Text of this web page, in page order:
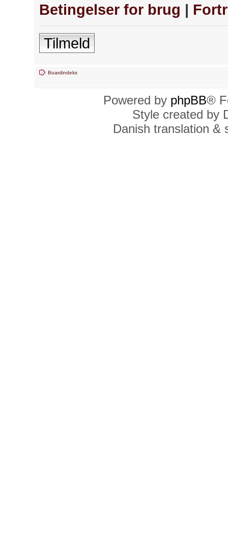
Betingelser for brug |
Tilmeld
Boardindeks
Powered by phpBB®
Style created by
Danish translation &